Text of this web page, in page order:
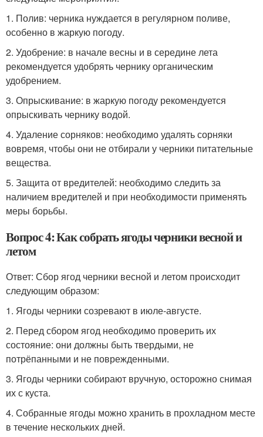
1. Полив: черника нуждается в регулярном поливе,
особенно в жаркую погоду.
2. Удобрение: в начале весны и в середине лета
рекомендуется удобрять чернику органическим
удобрением.
3. Опрыскивание: в жаркую погоду рекомендуется
опрыскивать чернику водой.
4. Удаление сорняков: необходимо удалять сорняки
вовремя, чтобы они не отбирали у черники питательные
вещества.
5. Защита от вредителей: необходимо следить за
наличием вредителей и при необходимости применять
меры борьбы.
Вопрос 4: Как собрать ягоды черники весной и
летом
Ответ: Сбор ягод черники весной и летом происходит
следующим образом:
1. Ягоды черники созревают в июле-августе.
2. Перед сбором ягод необходимо проверить их
состояние: они должны быть твердыми, не
потрёпанными и не поврежденными.
3. Ягоды черники собирают вручную, осторожно снимая
их с куста.
4. Собранные ягоды можно хранить в прохладном месте
в течение нескольких дней.